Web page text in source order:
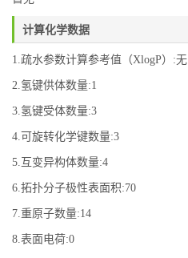
计算化学数据
1.疏水参数计算参考值（XlogP）:无
2.氢键供体数量:1
3.氢键受体数量:3
4.可旋转化学键数量:3
5.互变异构体数量:4
6.拓扑分子极性表面积:70
7.重原子数量:14
8.表面电荷:0